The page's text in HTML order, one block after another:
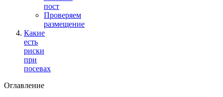
пост
Проверяем
размещение
Какие
есть
риски
при
посевах
Оглавление